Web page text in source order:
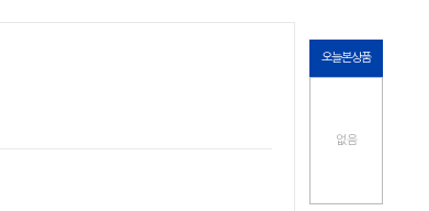
오늘본상품
없음